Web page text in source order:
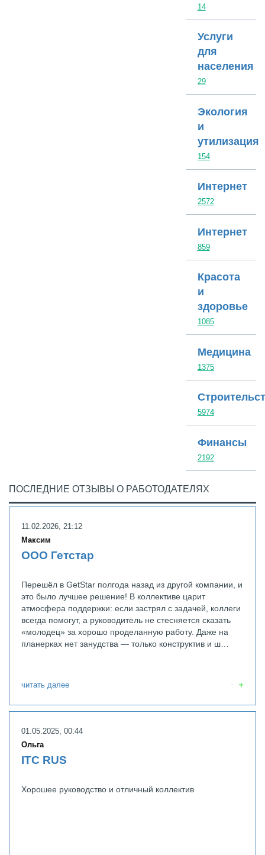
14
Услуги
для
населения
29
Экология
и
утилизация
154
Интернет
2572
Интернет
859
Красота
и
здоровье
1085
Медицина
1375
5974
Финансы
2192
ПОСЛЕДНИЕ ОТЗЫВЫ О РАБОТОДАТЕЛЯХ
11.02.2026, 21:12
Максим
ООО Гетстар
Перешёл в GetStar полгода назад из другой компании, и
это было лучшее решение! В коллективе царит
атмосфера поддержки: если застрял с задачей, коллеги
всегда помогут, а руководитель не стесняется сказать
«молодец» за хорошо проделанную работу. Даже на
планерках нет занудства — только конструктив и ш…
читать далее
01.05.2025, 00:44
Ольга
ITC RUS
Хорошее руководство и отличный коллектив